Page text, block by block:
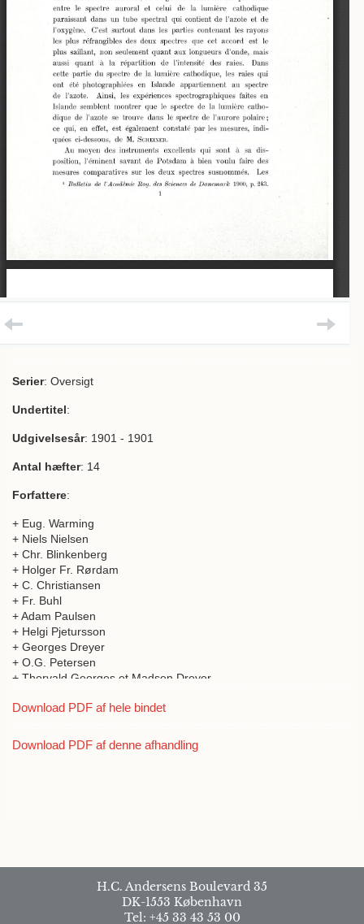
Serier: Oversigt
Undertitel:
Udgivelsesår: 1901 - 1901
Antal hæfter: 14
Forfattere:
+ Eug. Warming
+ Niels Nielsen
+ Chr. Blinkenberg
+ Holger Fr. Rørdam
+ C. Christiansen
+ Fr. Buhl
+ Adam Paulsen
+ Helgi Pjetursson
+ Georges Dreyer
+ O.G. Petersen
+ Thorvald Georges et Madsen Dreyer
Download PDF af hele bindet
Download PDF af denne afhandling
H.C. Andersens Boulevard 35
DK-1553 København
Tel: +45 33 43 53 00